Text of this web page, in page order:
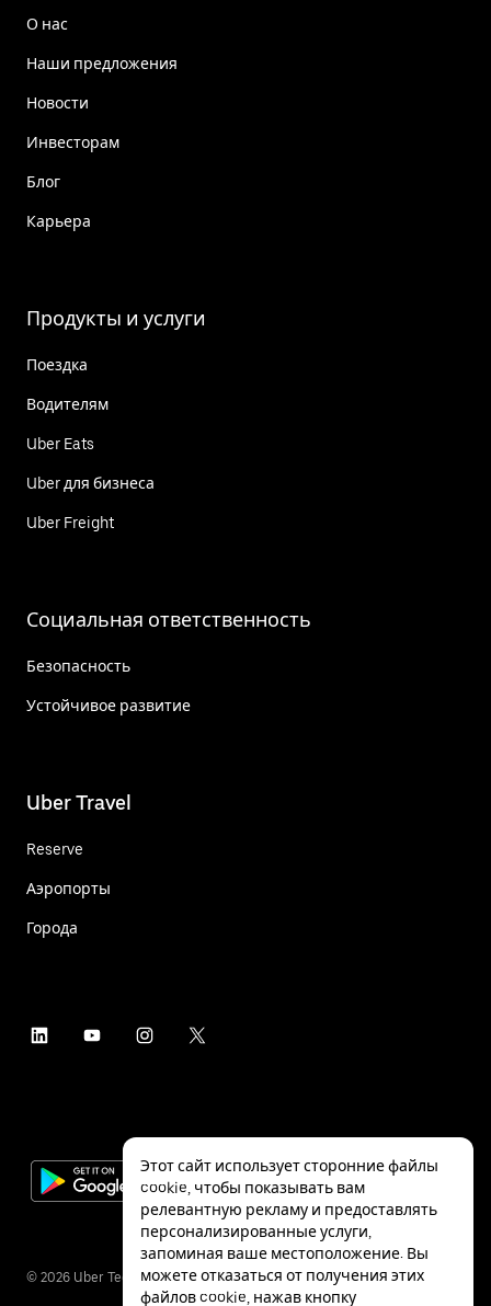
О нас
Наши предложения
Новости
Инвесторам
Блог
Карьера
Продукты и услуги
Поездка
Водителям
Uber Eats
Uber для бизнеса
Uber Freight
Социальная ответственность
Безопасность
Устойчивое развитие
Uber Travel
Reserve
Аэропорты
Города
© 2026 Uber Technologies Inc.
Этот сайт использует сторонние файлы
cookie, чтобы показывать вам
релевантную рекламу и предоставлять
персонализированные услуги,
запоминая ваше местоположение. Вы
можете отказаться от получения этих
файлов cookie, нажав кнопку